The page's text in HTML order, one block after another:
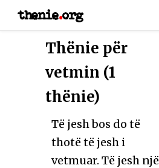
thenie.org
Thënie për
vetmin (1
thënie)
Të jesh bos do të
thotë të jesh i
vetmuar. Të jesh një